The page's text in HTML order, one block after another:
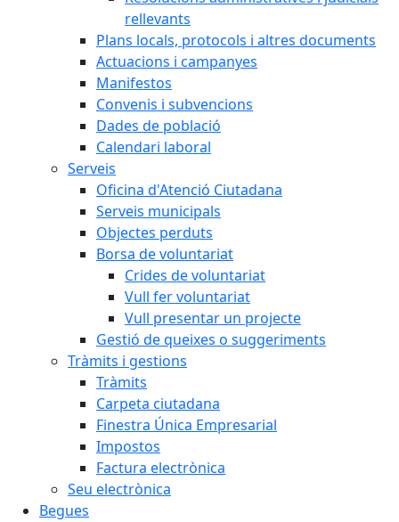
rellevants
Plans locals, protocols i altres documents
Actuacions i campanyes
Manifestos
Convenis i subvencions
Dades de població
Calendari laboral
Serveis
Oficina d'Atenció Ciutadana
Serveis municipals
Objectes perduts
Borsa de voluntariat
Crides de voluntariat
Vull fer voluntariat
Vull presentar un projecte
Gestió de queixes o suggeriments
Tràmits i gestions
Tràmits
Carpeta ciutadana
Finestra Única Empresarial
Impostos
Factura electrònica
Seu electrònica
Begues